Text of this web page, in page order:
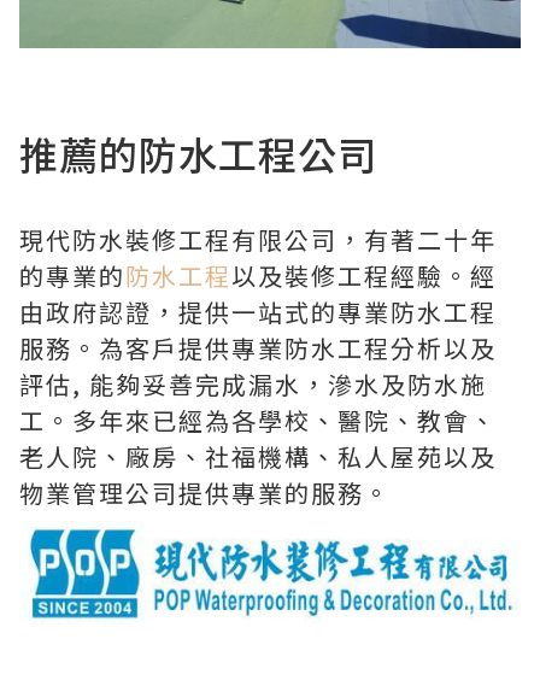
推薦的防水工程公司
現代防水裝修工程有限公司，有著二十年
的專業的防水工程以及裝修工程經驗。經
由政府認證，提供一站式的專業防水工程
服務。為客戶提供專業防水工程分析以及
評估, 能夠妥善完成漏水，滲水及防水施
工。多年來已經為各學校、醫院、教會、
老人院、廠房、社福機構、私人屋苑以及
物業管理公司提供專業的服務。